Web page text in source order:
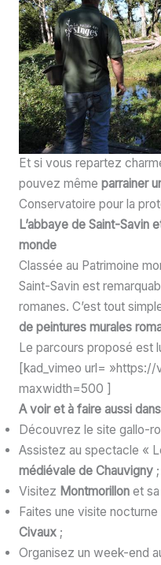
Et si vous repartez
pouvez même parrainer
Conservatoire pour la
L’abbaye de Saint-Savin
monde
Classée au Patrimoine
Saint-Savin est
romanes. C’est tout
de peintures murales
Le parcours proposé est
[kad_vimeo url=
maxwidth=500 ]
A voir et à faire aussi
Découvrez le site gallo-
Assistez au spectacle «
médiévale de Chauvigny;
Visitez Montmorillonet sa
Faites une visite nocturne
Civaux;
Organisez un week-end